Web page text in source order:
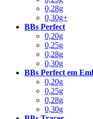
0,28g
0,30g+
BBs Perfect
0,20g
0,25g
0,28g
0,30g
BBs Perfect em
0,20g
0,25g
0,28g
0,30g